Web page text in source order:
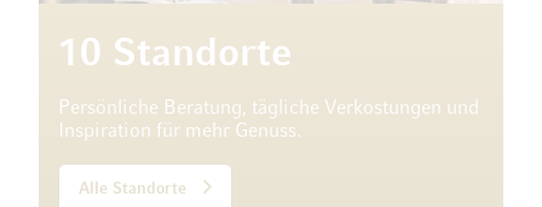
10 Standorte
Persönliche Beratung, tägliche Verkostungen und
Inspiration für mehr Genuss.
Alle Standorte